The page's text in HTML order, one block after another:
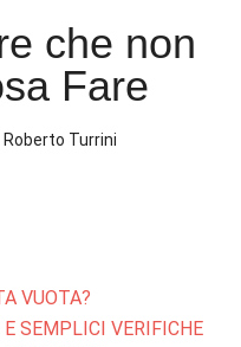
che non
Fare
Roberto Turrini
VUOTA?
SEMPLICI VERIFICHE